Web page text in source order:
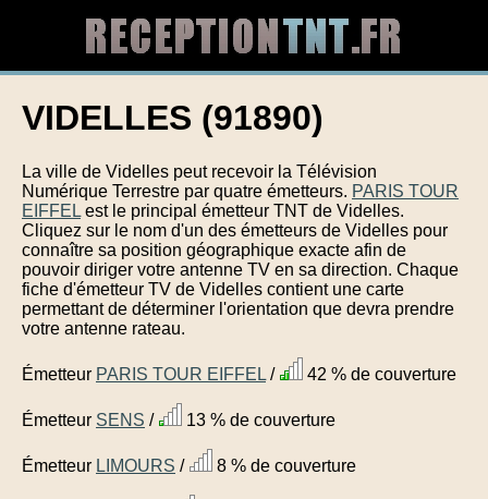
VIDELLES (91890)
La ville de Videlles peut recevoir la Télévision
Numérique Terrestre par quatre émetteurs. PARIS TOUR
EIFFEL est le principal émetteur TNT de Videlles.
Cliquez sur le nom d'un des émetteurs de Videlles pour
connaître sa position géographique exacte afin de
pouvoir diriger votre antenne TV en sa direction. Chaque
fiche d'émetteur TV de Videlles contient une carte
permettant de déterminer l'orientation que devra prendre
votre antenne rateau.
Émetteur PARIS TOUR EIFFEL / 42 % de couverture
Émetteur SENS / 13 % de couverture
Émetteur LIMOURS / 8 % de couverture